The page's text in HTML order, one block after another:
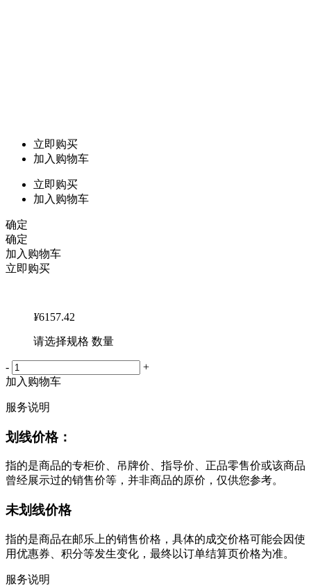
立即购买
加入购物车
立即购买
加入购物车
确定
确定
加入购物车
立即购买
¥6157.42
请选择规格 数量
-
+
加入购物车
服务说明
划线价格：
指的是商品的专柜价、吊牌价、指导价、正品零售价或该商品
曾经展示过的销售价等，并非商品的原价，仅供您参考。
未划线价格
指的是商品在邮乐上的销售价格，具体的成交价格可能会因使
用优惠券、积分等发生变化，最终以订单结算页价格为准。
服务说明